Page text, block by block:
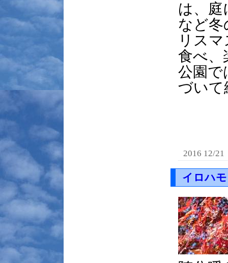
は、
など冬
リス
食べ、
公園で
づいて
2016 12/21
イロハ